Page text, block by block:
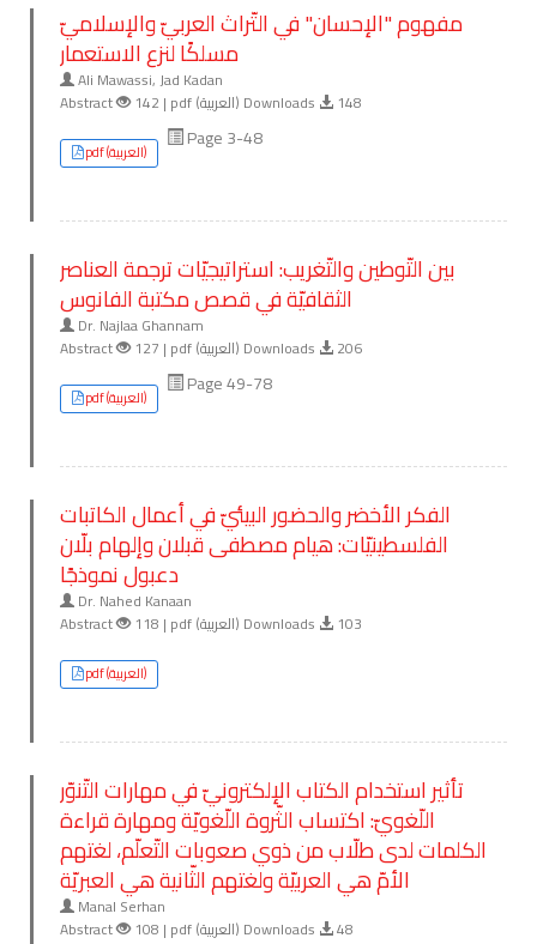
مفهوم "الإحسان" في التّراث العربيّ والإسلاميّ
مسلكًا لنزع الاستعمار
Ali Mawassi, Jad Kadan
Abstract
142 | pdf (العربية) Downloads 148
pdf (العربية) Page 3-48
بين التّوطين والتّغريب: استراتيجيّات ترجمة العناصر
الثقافيّة في قصص مكتبة الفانوس
Dr. Najlaa Ghannam
Abstract
127 | pdf (العربية) Downloads 206
pdf (العربية) Page 49-78
الفكر الأخضر والحضور البيئيّ في أعمال الكاتبات
الفلسطينيّات: هيام مصطفى قبلان وإلهام بلّان
دعبول نموذجًا
Dr. Nahed Kanaan
Abstract
118 | pdf (العربية) Downloads 103
pdf (العربية)
تأثير استخدام الكتاب الإلكترونيّ في مهارات التّنوّر
اللّغويّ: اكتساب الثّروة اللّغويّة ومهارة قراءة
الكلمات لدى طلّاب من ذوي صعوبات التّعلّم، لغتهم
الأمّ هي العربيّة ولغتهم الثّانية هي العبريّة
Manal Serhan
Abstract
108 | pdf (العربية) Downloads 48